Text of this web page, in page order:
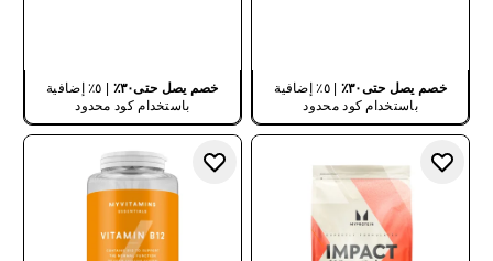
خصم يصل حتى٣٠٪
| ٥٪ إضافية
باستخدام كود محدود
خصم يصل حتى٣٠٪
| ٥٪ إضافية
باستخدام كود محدود